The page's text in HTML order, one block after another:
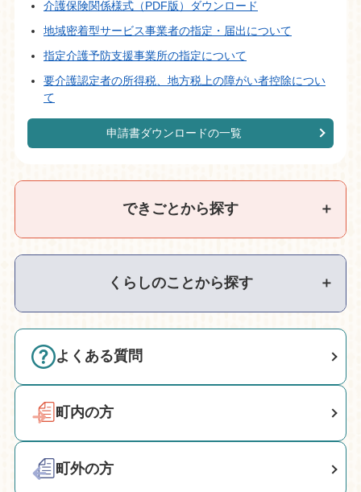
介護保険関係様式（PDF版）ダウンロード
地域密着型サービス事業者の指定・届出について
指定介護予防支援事業所の指定について
要介護認定者の所得税、地方税上の障がい者控除につい
て
申請書ダウンロードの一覧
できごとから探す ＋
くらしのことから探す ＋
よくある質問
町内の方
町外の方